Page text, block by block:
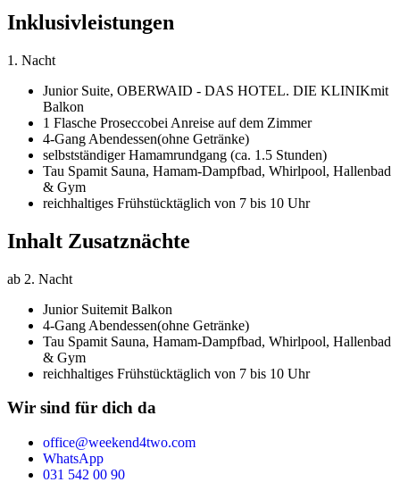
Inklusivleistungen
1. Nacht
Junior Suite, OBERWAID - DAS HOTEL. DIE KLINIKmit
Balkon
1 Flasche Proseccobei Anreise auf dem Zimmer
4-Gang Abendessen(ohne Getränke)
selbstständiger Hamamrundgang (ca. 1.5 Stunden)
Tau Spamit Sauna, Hamam-Dampfbad, Whirlpool, Hallenbad
& Gym
reichhaltiges Frühstücktäglich von 7 bis 10 Uhr
Inhalt Zusatznächte
ab 2. Nacht
Junior Suitemit Balkon
4-Gang Abendessen(ohne Getränke)
Tau Spamit Sauna, Hamam-Dampfbad, Whirlpool, Hallenbad
& Gym
reichhaltiges Frühstücktäglich von 7 bis 10 Uhr
Wir sind für dich da
office@weekend4two.com
WhatsApp
031 542 00 90